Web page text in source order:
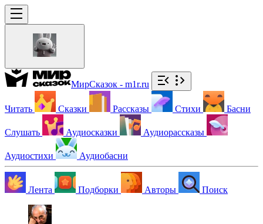
МирСказок - m1r.ru
Читать Сказки Рассказы Стихи Басни
Слушать Аудиосказки Аудиорассказы
Аудиостихи Аудиобасни
Лента Подборки Авторы Поиск